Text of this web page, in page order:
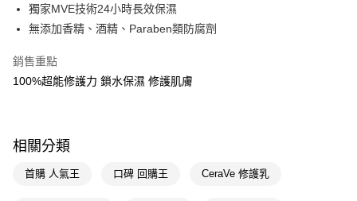
悠遊付
便利好安心！
１．簡單：不需註冊會員、不需綁卡、不需儲值。
２．便利：只要手機號碼，簡訊認證，即可結帳。
３．安心：先確認商品／服務後，再付款。
獨家MVE技術24小時長效保濕
無添加香精、酒精、Paraben類防腐劑
銷售重點
100%超能修護力 鎖水保濕 修護肌膚
相關分類
首購 人氣王 口碑 回購王 CeraVe 修護乳